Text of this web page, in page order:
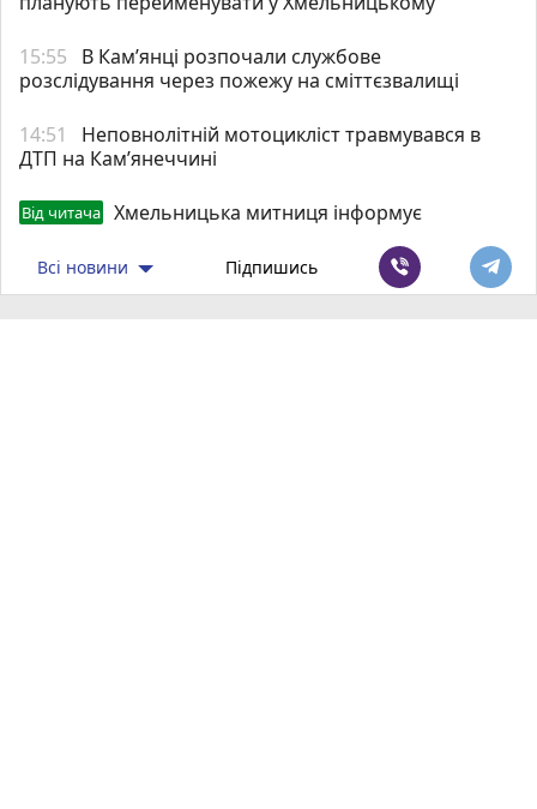
15:55
В Кам’янці розпочали службове
розслідування через пожежу на сміттєзвалищі
14:51
Неповнолітній мотоцикліст травмувався в
ДТП на Кам’янеччині
Від читача Хмельницька митниця інформує
Всі новини Підпишись